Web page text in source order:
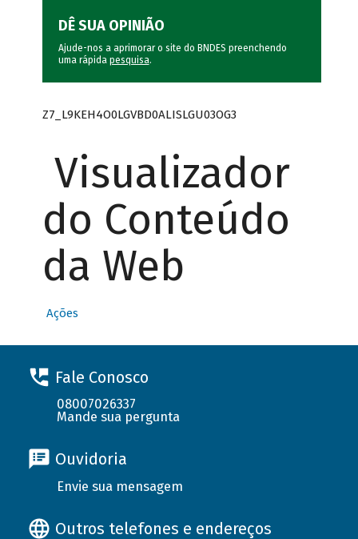
DÊ SUA OPINIÃO
Ajude-nos a aprimorar o site do BNDES preenchendo
uma rápida pesquisa.
Z7_L9KEH4O0LGVBD0ALISLGU03OG3
Visualizador
do Conteúdo
da Web
Ações
Fale Conosco
08007026337
Mande sua pergunta
Ouvidoria
Envie sua mensagem
Outros telefones e endereços